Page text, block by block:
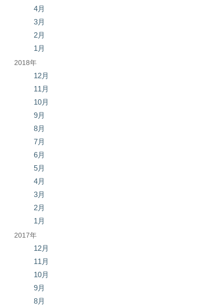
4月
3月
2月
1月
2018年
12月
11月
10月
9月
8月
7月
6月
5月
4月
3月
2月
1月
2017年
12月
11月
10月
9月
8月